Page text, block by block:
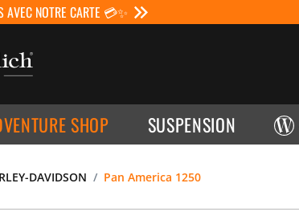
AVEC NOTRE CARTE 💳✨
SHOP SUSPENSION
DAVIDSON Pan America 1250